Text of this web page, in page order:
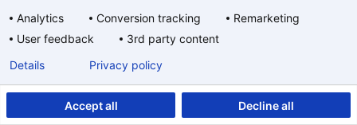
Algemene voorwaarden
taal:
Analytics Conversion tracking
Remarketing
User feedback
3rd party content
Accept all Decline all
Details Privacy policy